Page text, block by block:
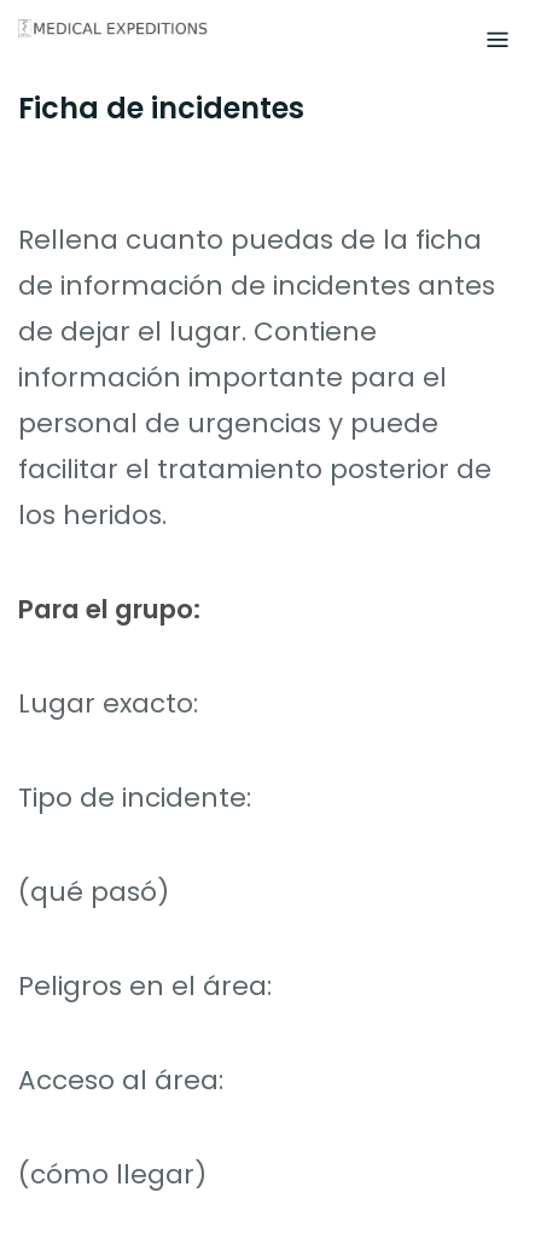
Skip
content
Ficha de incidentes
Rellena cuanto puedas de la ficha
de información de incidentes antes
de dejar el lugar. Contiene
información importante para el
personal de urgencias y puede
facilitar el tratamiento posterior de
los heridos.
Para el grupo:
Lugar exacto:
Tipo de incidente:
(qué pasó)
Peligros en el área:
Acceso al área:
(cómo llegar)